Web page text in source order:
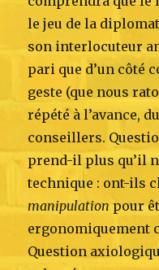
le jeu de la
son interlocuteur
pari que d’un côté
geste (que nous
répété à l’avance,
conseillers.
prend-il plus qu’il
technique : ont-ils
manipulation pour
ergonomiquement
Question